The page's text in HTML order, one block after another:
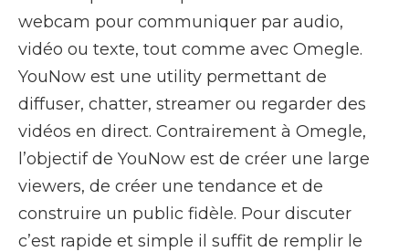
webcam pour communiquer par audio,
vidéo ou texte, tout comme avec Omegle.
YouNow est une utility permettant de
diffuser, chatter, streamer ou regarder des
vidéos en direct. Contrairement à Omegle,
l’objectif de YouNow est de créer une large
viewers, de créer une tendance et de
construire un public fidèle. Pour discuter
c’est rapide et simple il suffit de remplir le